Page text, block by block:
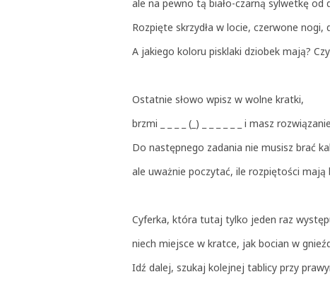
ale na pewno tą biało-czarną sylwetkę od
Rozpięte skrzydła w locie, czerwone nogi,
A jakiego koloru pisklaki dziobek mają?
Ostatnie słowo wpisz w wolne kratki,
brzmi _ _ _ _ (_) _ _ _ _ _ _ i masz
Do następnego zadania nie musisz brać
ale uważnie poczytać, ile rozpiętości mają
Cyferka, która tutaj tylko jeden raz
niech miejsce w kratce, jak bocian w
Idź dalej, szukaj kolejnej tablicy przy